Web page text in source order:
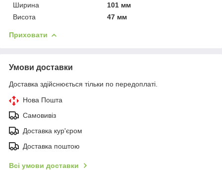
Ширина
101 мм
Висота
47 мм
Приховати
Умови доставки
Доставка здійснюється тільки по передоплаті.
Нова Пошта
Самовивіз
Доставка кур'єром
Доставка поштою
Всі умови доставки